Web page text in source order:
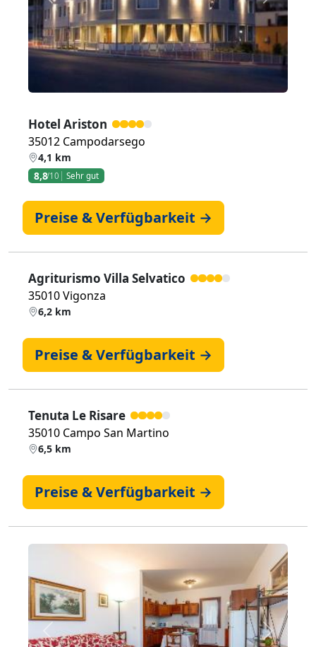
Hotel Ariston
35012 Campodarsego
4,1 km
8,8/10 Sehr gut
Preise & Verfügbarkeit →
Agriturismo Villa Selvatico
35010 Vigonza
6,2 km
Preise & Verfügbarkeit →
Tenuta Le Risare
35010 Campo San Martino
6,5 km
Preise & Verfügbarkeit →
Zurück Weiter